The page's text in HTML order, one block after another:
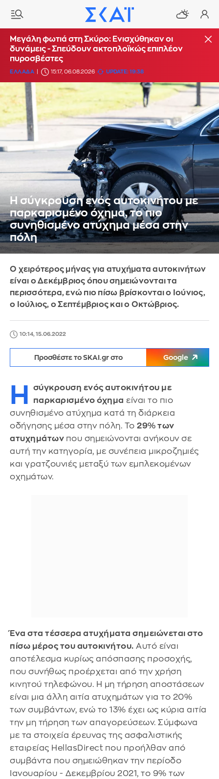
Μεγάλη φωτιά στη Σκύρο: Ενισχύθηκαν οι
δυνάμεις - Σπεύδουν ακτοπλοϊκώς επιπλέον
πυροσβέστες
ΕΛΛΑΔΑ 15:17, 06.08.2026 UPDATE: 19:38
Η σύγκρουση ενός αυτοκινήτου με
παρκαρισμένο όχημα, το πιο
συνηθισμένο ατύχημα μέσα στην
πόλη
Ο χειρότερος μήνας για ατυχήματα αυτοκινήτων
είναι ο Δεκέμβριος όπου σημειώνονται τα
περισσότερα, ενώ πιο πίσω βρίσκονται ο Ιούνιος,
ο Ιούλιος, ο Σεπτέμβριος και ο Οκτώβριος.
10:14, 15.06.2022
Προσθέστε το SKAI.gr στο Google
Η
σύγκρουση ενός αυτοκινήτου με
παρκαρισμένο όχημα είναι το πιο
συνηθισμένο ατύχημα κατά τη διάρκεια
οδήγησης μέσα στην πόλη. Το 29% των
ατυχημάτων που σημειώνονται ανήκουν σε
αυτή την κατηγορία, με συνέπεια μικροζημιές
και γρατζουνιές μεταξύ των εμπλεκομένων
οχημάτων.
Ένα στα τέσσερα ατυχήματα σημειώνεται στο
πίσω μέρος του αυτοκινήτου. Αυτό είναι
αποτέλεσμα κυρίως απόσπασης προσοχής,
που συνήθως προέρχεται από την χρήση
κινητού τηλεφώνου. Η μη τήρηση αποστάσεων
είναι μια άλλη αιτία ατυχημάτων για το 20%
των συμβάντων, ενώ το 13% έχει ως κύρια αιτία
την μη τήρηση των απαγορεύσεων. Σύμφωνα
με τα στοιχεία έρευνας της ασφαλιστικής
εταιρείας HellasDirect που προήλθαν από
συμβάντα που σημειώθηκαν την περίοδο
Ιανουαρίου - Δεκεμβρίου 2021, το 9% των